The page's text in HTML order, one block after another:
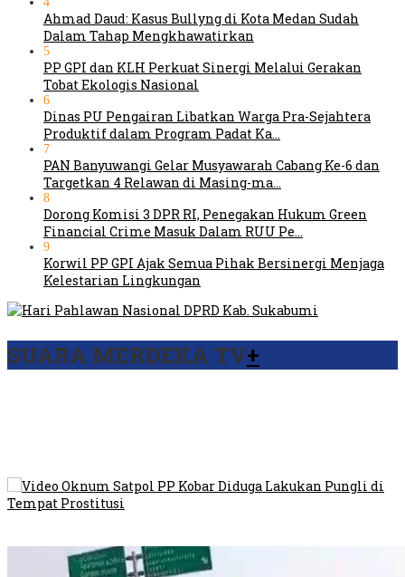
Ahmad Daud: Kasus Bullyng di Kota Medan Sudah
Dalam Tahap Mengkhawatirkan
5
PP GPI dan KLH Perkuat Sinergi Melalui Gerakan
Tobat Ekologis Nasional
6
Dinas PU Pengairan Libatkan Warga Pra-Sejahtera
Produktif dalam Program Padat Ka…
7
PAN Banyuwangi Gelar Musyawarah Cabang Ke-6 dan
Targetkan 4 Relawan di Masing-ma…
8
Dorong Komisi 3 DPR RI, Penegakan Hukum Green
Financial Crime Masuk Dalam RUU Pe…
9
Korwil PP GPI Ajak Semua Pihak Bersinergi Menjaga
Kelestarian Lingkungan
SUARA MERDEKA TV+